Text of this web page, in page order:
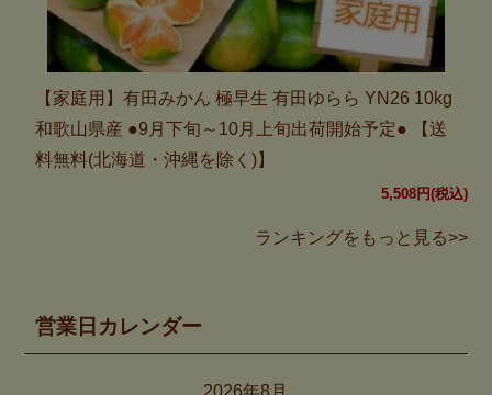
【家庭用】有田みかん 極早生 有田ゆらら YN26 10kg
和歌山県産 ●9月下旬～10月上旬出荷開始予定● 【送
料無料(北海道・沖縄を除く)】
5,508円(税込)
ランキングをもっと見る>>
営業日カレンダー
2026年8月